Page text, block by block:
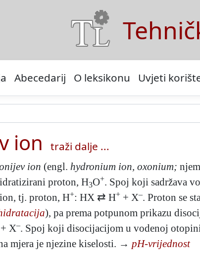
Abecedarij O leksikonu Uvjeti
ion traži dalje ...
ion (engl. hydronium ion, oxonium;
proton, H3O+. Spoj koji sadržava
tj. proton, H+: HX ⇄ H+ + X–. Proton se
), pa prema potpunom prikazu
+ X–. Spoj koji disocijacijom u vodenoj
mjera je njezine kiselosti. → pH-vrijednost